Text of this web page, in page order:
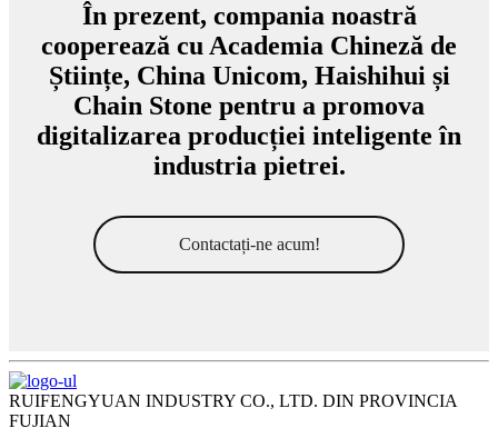
În prezent, compania noastră
cooperează cu Academia Chineză de
Științe, China Unicom, Haishihui și
Chain Stone pentru a promova
digitalizarea producției inteligente în
industria pietrei.
Contactați-ne acum!
RUIFENGYUAN INDUSTRY CO., LTD. DIN PROVINCIA
FUJIAN